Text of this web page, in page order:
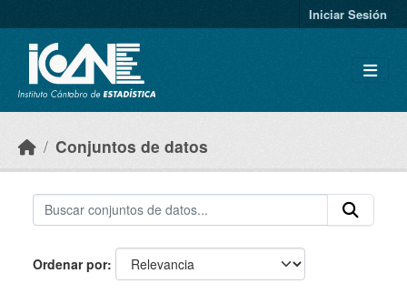
Iniciar Sesión
Conjuntos de datos
Ordenar por